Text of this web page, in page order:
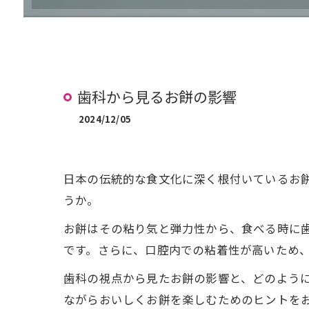
歯科から見るお餅の影響
2024/12/05
日本の伝統的な食文化に深く根付いている
うか。
お餅はその粘り気と弾力性から、食べる時
です。さらに、口腔内での粘着性が高いため
歯科の視点から見たお餅の影響と、どのよう
ながらおいしくお餅を楽しむためのヒントを